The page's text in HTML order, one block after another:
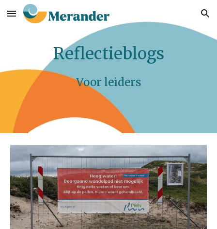
Skip to main content Skip to navigation
Reflectieblogs
Voor leiders